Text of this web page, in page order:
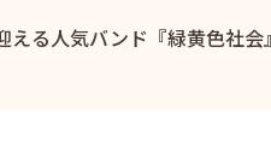
える人気バンド『緑黄色社会